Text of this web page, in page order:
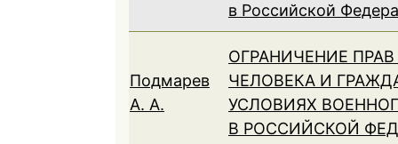
в Российской
Подмарев
А. А.
ОГРАНИЧЕНИЕ
ЧЕЛОВЕКА И
УСЛОВИЯХ
В РОССИЙСКОЙ